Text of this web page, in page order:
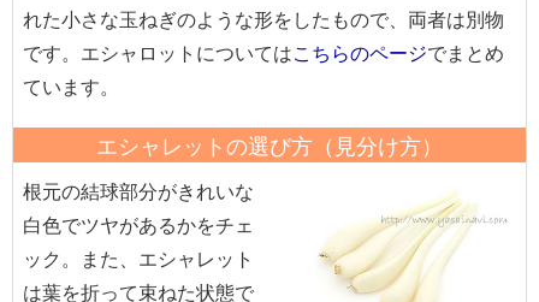
れた小さな玉ねぎのような形をしたもので、両者は別物
です。エシャロットについてはこちらのページでまとめ
ています。
エシャレットの選び方（見分け方）
根元の結球部分がきれいな
白色でツヤがあるかをチェ
ック。また、エシャレット
は葉を折って束ねた状態で